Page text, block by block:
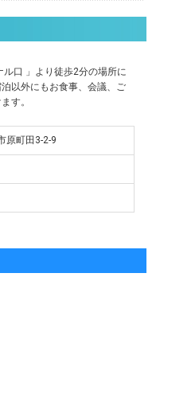
口 」より徒歩2分の場所に
以外にもお食事、会議、ご
す。
原町田3-2-9